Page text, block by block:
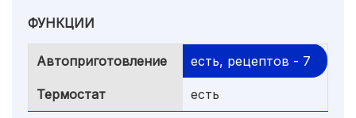
ФУНКЦИИ
Автоприготовление есть, рецептов - 7
Термостат есть